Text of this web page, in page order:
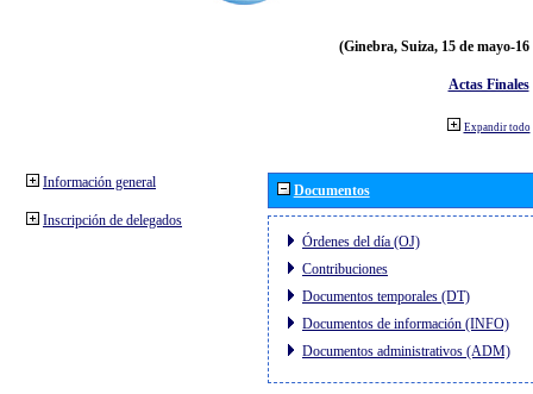
(Ginebra, Suiza, 15 de mayo-
Actas Finales
Expandir todo
Información general
Inscripción de delegados
Documentos
Órdenes del día (OJ)
Contribuciones
Documentos temporales (DT)
Documentos de información (INFO)
Documentos administrativos (ADM)